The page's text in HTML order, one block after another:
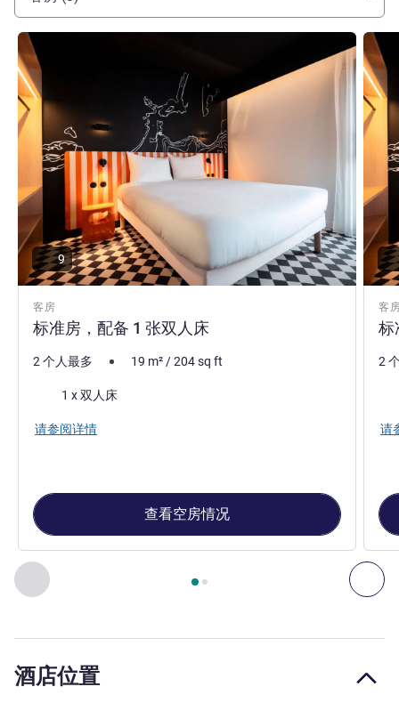
上一个 - 客房 下
第 页，共 , 客房 1 : 标准房，配备 1 张双人床 , 客房 2 :
客房
标准房，配备 1 张双人床
请参阅详情
9
2 个人最多 19 m²/204sq ft
床上用品1 x 双人床
请参阅详情
查看空房情况
客
标
请参
2
请
酒店位置